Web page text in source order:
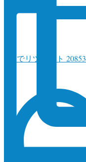
でリツイート